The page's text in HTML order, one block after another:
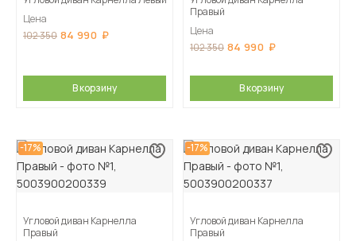
Цена
102 350 84 990
В корзину
Правый
Цена
102 350 84 990
В корзину
-17%
Угловой диван Карнелла
Правый
-17%
Угловой диван Карнелла
Правый